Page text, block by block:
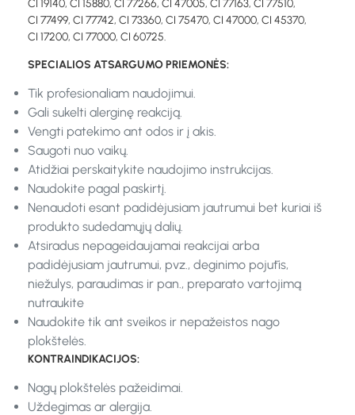
CI 19140, CI 15880, CI 77266, CI 47005, CI 77163, CI 77510,
CI 77499, CI 77742, CI 73360, CI 75470, CI 47000, CI 45370,
CI 17200, CI 77000, CI 60725.
SPECIALIOS ATSARGUMO PRIEMONĖS:
Tik profesionaliam naudojimui.
Gali sukelti alerginę reakciją.
Vengti patekimo ant odos ir į akis.
Saugoti nuo vaikų.
Atidžiai perskaitykite naudojimo instrukcijas.
Naudokite pagal paskirtį.
Nenaudoti esant padidėjusiam jautrumui bet kuriai iš
produkto sudedamųjų dalių.
Atsiradus nepageidaujamai reakcijai arba
padidėjusiam jautrumui, pvz., deginimo pojūtis,
niežulys, paraudimas ir pan., preparato vartojimą
nutraukite
Naudokite tik ant sveikos ir nepažeistos nago
plokštelės.
KONTRAINDIKACIJOS:
Nagų plokštelės pažeidimai.
Uždegimas ar alergija.